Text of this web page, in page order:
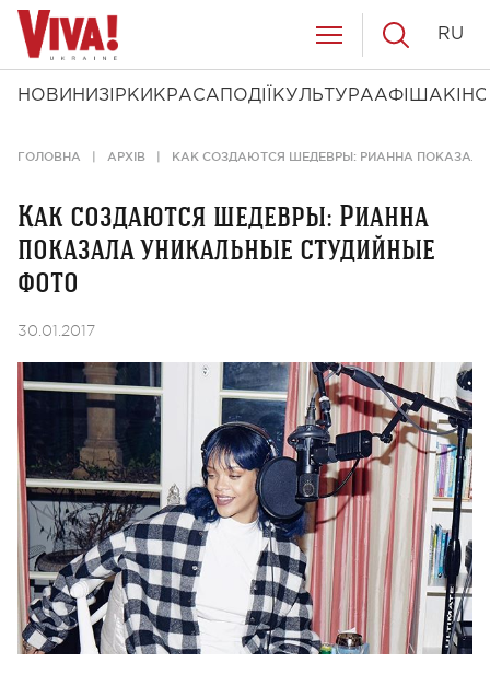
НОВИНИ ЗІРКИ КРАСА ПОДІЇ КУЛЬТУРААФІША КІНО
RU
ГОЛОВНА АРХІВ КАК СОЗДАЮТСЯ ШЕДЕВРЫ: РИАННА
Как создаются шедевры: Рианна
показала уникальные студийные
фото
30.01.2017